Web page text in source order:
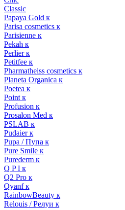
Classic
Papaya Gold к
Parisa cosmetics к
Parisienne к
Pekah к
Perlier к
Petitfee к
Pharmatheiss cosmetics к
Planeta Organica к
Poetea к
Point к
Profusion к
Prosalon Med к
PSLAB к
Pudaier к
Pupa / Пупа к
Pure Smile к
Purederm к
Q P I к
Q2 Pro к
Qyanf к
RainbowBeauty к
Relouis / Релуи к